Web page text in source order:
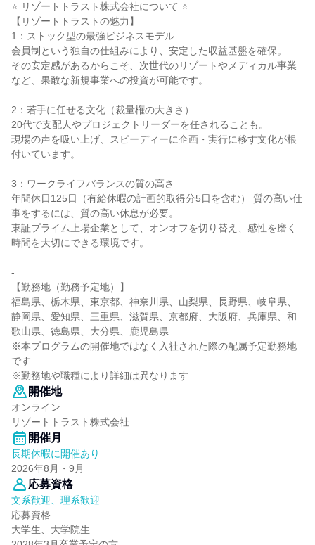
⭐ リゾートトラスト株式会社について ⭐
【リゾートトラストの魅力】
1：ストック型の最強ビジネスモデル
会員制という独自の仕組みにより、安定した収益基盤を確保。
その安定感があるからこそ、次世代のリゾートやメディカル事業
など、果敢な新規事業への投資が可能です。
2：若手に任せる文化（裁量権の大きさ）
20代で支配人やプロジェクトリーダーを任されることも。
現場の声を吸い上げ、スピーディーに企画・実行に移す文化が根
付いています。
3：ワークライフバランスの質の高さ
年間休日125日（有給休暇の計画的取得分5日を含む） 質の高い仕
事をするには、質の高い休息が必要。
東証プライム上場企業として、オンオフを切り替え、感性を磨く
時間を大切にできる環境です。
-
【勤務地（勤務予定地）】
福島県、栃木県、東京都、神奈川県、山梨県、長野県、岐阜県、
静岡県、愛知県、三重県、滋賀県、京都府、大阪府、兵庫県、和
歌山県、徳島県、大分県、鹿児島県
※本プログラムの開催地ではなく入社された際の配属予定勤務地
です
※勤務地や職種により詳細は異なります
開催地
オンライン
リゾートトラスト株式会社
開催月
長期休暇に開催あり
2026年8月・9月
応募資格
文系歓迎、理系歓迎
応募資格
大学生、大学院生